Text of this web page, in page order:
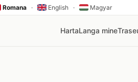
Romana · English · Magyar
HartaLanga mine